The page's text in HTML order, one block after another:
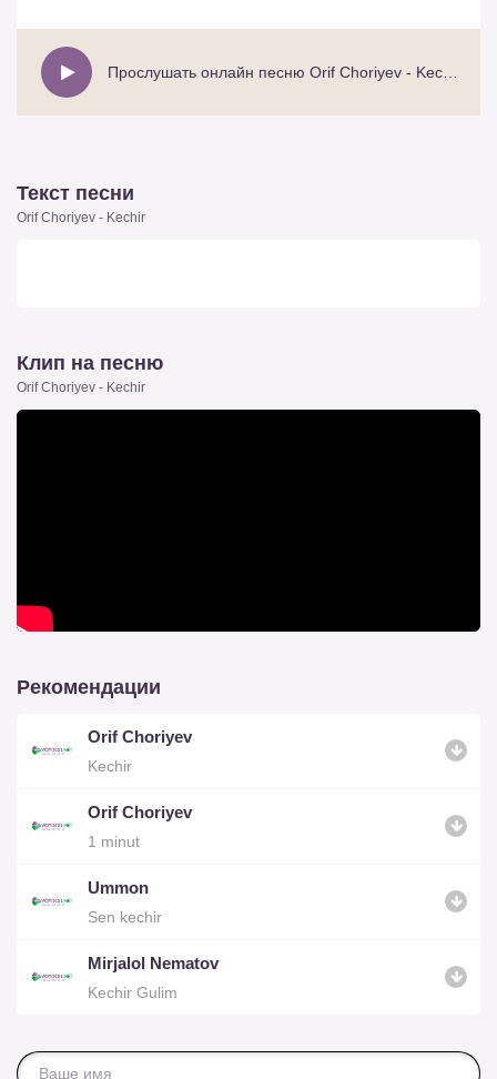
Текст песни
Orif Choriyev - Kechir
Клип на песню
Orif Choriyev - Kechir
Рекомендации
Orif Choriyev
Kechir
Orif Choriyev
1 minut
Ummon
Sen kechir
Mirjalol Nematov
Kechir Gulim